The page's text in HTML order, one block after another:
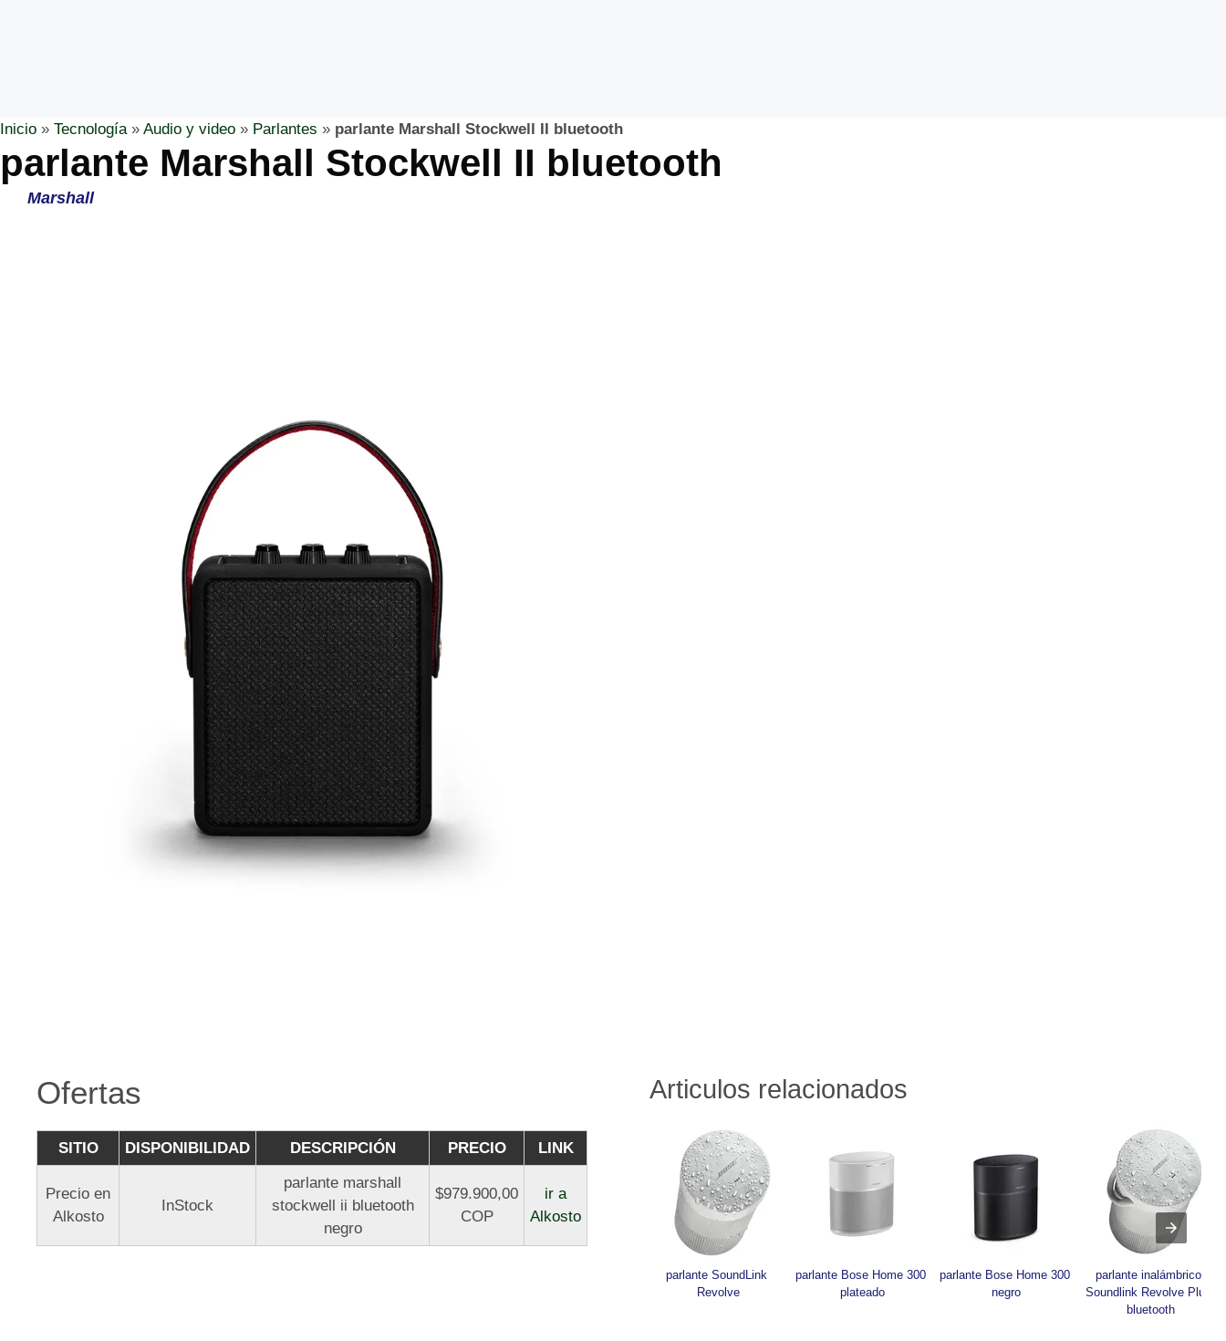
Inicio » Tecnología» Audio y video » Parlantes » parlante Marshall Stockwell II bluetooth
parlante Marshall Stockwell II bluetooth
Marshall
Ofertas
SITIO DISPONIBILIDAD DESCRIPCIÓN PRECIO LINK
Precio en
Alkosto
InStock
parlante marshall
stockwell ii bluetooth
negro
$979.900,00
COP
ir a
Alkosto
Articulos relacionados
parlante SoundLink
Revolve
parlante Bose Home 300
plateado
parlante Bose Home 300
negro
parlante inalámbrico
Soundlink Revolve Plus
bluetooth